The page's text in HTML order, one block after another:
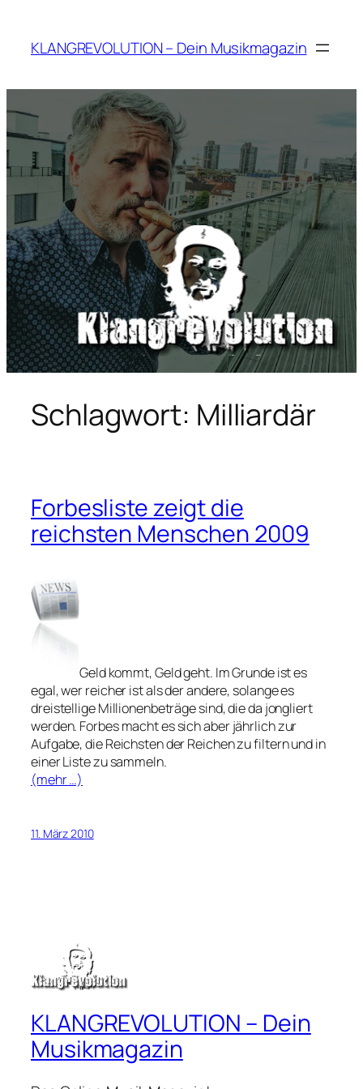
springen
KLANGREVOLUTION – Dein Musikmagazin
Schlagwort: Milliardär
Forbesliste zeigt die
reichsten Menschen 2009
Geld kommt, Geld geht. Im Grunde ist es
egal, wer reicher ist als der andere, solange es
dreistellige Millionenbeträge sind, die da jongliert
werden. Forbes macht es sich aber jährlich zur
Aufgabe, die Reichsten der Reichen zu filtern und in
einer Liste zu sammeln.
(mehr …)
11. März 2010
KLANGREVOLUTION – Dein
Musikmagazin